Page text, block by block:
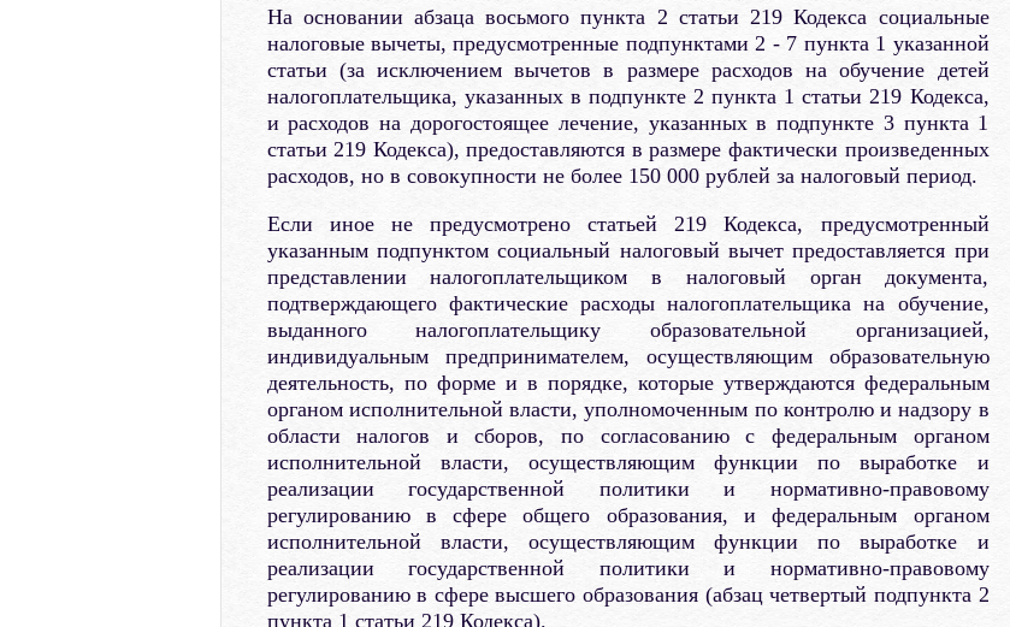
На основании абзаца восьмого пункта 2 статьи 219 Кодекса социальные
налоговые вычеты, предусмотренные подпунктами 2 - 7 пункта 1 указанной
статьи (за исключением вычетов в размере расходов на обучение детей
налогоплательщика, указанных в подпункте 2 пункта 1 статьи 219 Кодекса,
и расходов на дорогостоящее лечение, указанных в подпункте 3 пункта 1
статьи 219 Кодекса), предоставляются в размере фактически произведенных
расходов, но в совокупности не более 150 000 рублей за налоговый период.
Если иное не предусмотрено статьей 219 Кодекса, предусмотренный
указанным подпунктом социальный налоговый вычет предоставляется при
представлении налогоплательщиком в налоговый орган документа,
подтверждающего фактические расходы налогоплательщика на обучение,
выданного налогоплательщику образовательной организацией,
индивидуальным предпринимателем, осуществляющим образовательную
деятельность, по форме и в порядке, которые утверждаются федеральным
органом исполнительной власти, уполномоченным по контролю и надзору в
области налогов и сборов, по согласованию с федеральным органом
исполнительной власти, осуществляющим функции по выработке и
реализации государственной политики и нормативно-правовому
регулированию в сфере общего образования, и федеральным органом
исполнительной власти, осуществляющим функции по выработке и
реализации государственной политики и нормативно-правовому
регулированию в сфере высшего образования (абзац четвертый подпункта 2
пункта 1 статьи 219 Кодекса).